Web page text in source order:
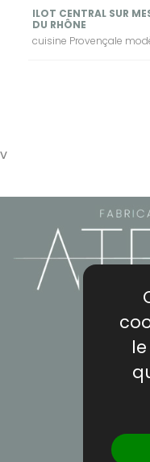
ILOT CENTRAL SUR
DU RHÔNE
cuisine Provençale
v
1038